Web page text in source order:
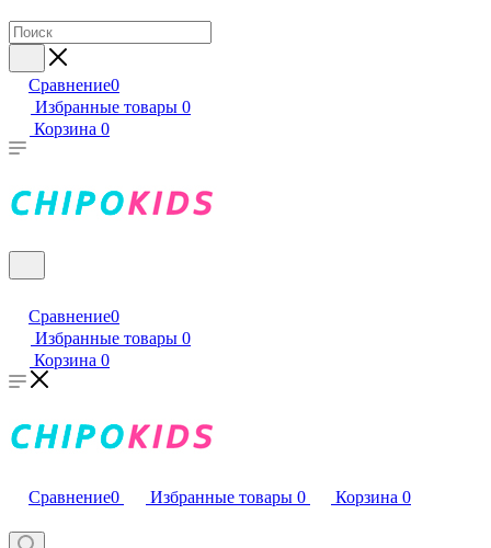
Сравнение0
Избранные товары 0
Корзина 0
Сравнение0
Избранные товары 0
Корзина 0
Сравнение0 Избранные товары 0 Корзина 0